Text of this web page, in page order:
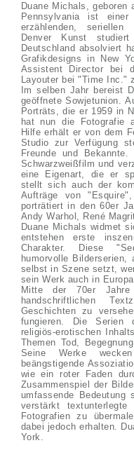
Duane Michals, geboren
Pennsylvania ist
erzählenden,
Denver Kunst
Deutschland absolviert
Grafikdesigns in New
Assistent Director bei
Layouter bei "Time Inc."
Im selben Jahr bereist
geöffnete Sowjetunion.
Porträts, die er 1959 in
hat nun die Fotografie
Hilfe erhält er von dem
Studio zur Verfügung
Freunde und
Schwarzweißfilm und
eine Eigenart, die er
stellt sich auch der
Aufträge von
porträtiert in den 60er
Andy Warhol, René
Duane Michals widmet
entstehen erste
Charakter. Diese
humorvolle
selbst in Szene setzt,
sein Werk auch in
Mitte der 70er
handschriftlichen
Geschichten zu
fungieren. Die Serien
religiös-erotischen
Themen Tod,
Seine Werke
beängstigende
wie ein roter Faden
Zusammenspiel der
umfassende Bedeutung
verstärkt
Fotografien zu
dabei jedoch erhalten.
York.